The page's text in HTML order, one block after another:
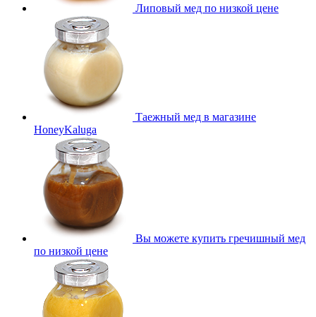
Липовый мед по низкой цене
Таежный мед в магазине
HoneyKaluga
Вы можете купить гречишный мед
по низкой цене